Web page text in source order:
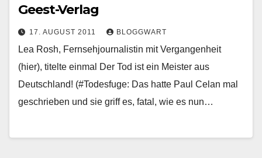
Geest-Verlag
17. AUGUST 2011 BLOGGWART
Lea Rosh, Fernsehjournalistin mit Vergangenheit
(hier), titelte einmal Der Tod ist ein Meister aus
Deutschland! (#Todesfuge: Das hatte Paul Celan mal
geschrieben und sie griff es, fatal, wie es nun…